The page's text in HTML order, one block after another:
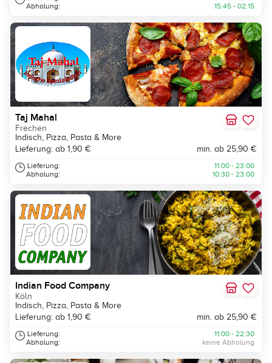
Abholung:
15:45 - 02:15
Taj Mahal
Frechen
Indisch, Pizza, Pasta & More
Lieferung: ab 1,90 €
min. ab 25,90 €
Lieferung:
Abholung:
11:00 - 23:00
10:30 - 23:00
Indian Food Company
Köln
Indisch, Pizza, Pasta & More
Lieferung: ab 1,90 €
min. ab 25,90 €
Lieferung:
Abholung:
11:00 - 22:30
keine Abholung